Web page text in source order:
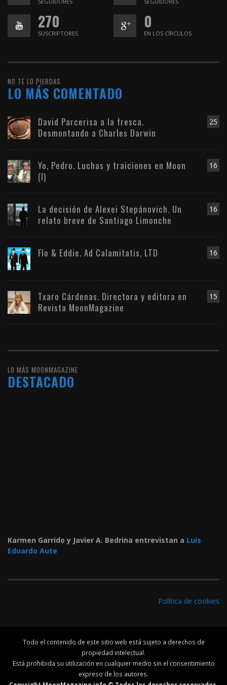
270
SUSCRIPTORES
0
EN LOS CÍRCULOS
NO TE LO PIERDAS
LO MÁS COMENTADO
25
David Parcerisa a la fresca.
Desmontando a Charles Darwin
16
Yo, Pedro. Luchas y traiciones en Moon
(I)
16
La decisión de Alexei Stepánovich. Un
relato breve de Santiago Limonche
16
Flo & Eddie. Ad Calamitatis, LTD
15
Txaro Cárdenas. Directora y editora en
Revista MoonMagazine
LO MÁS MOONMAGAZINE
DESTACADO
Karmen Garrido y Javier A. Bedrina entrevistan a Luis
Eduardo Aute
Política de cookies
Todo el contenido de este sitio web está sujeto a derechos de
propiedad intelectual.
Está prohibida su utilización en cualquier medio sin el consentimiento
expreso de los autores.